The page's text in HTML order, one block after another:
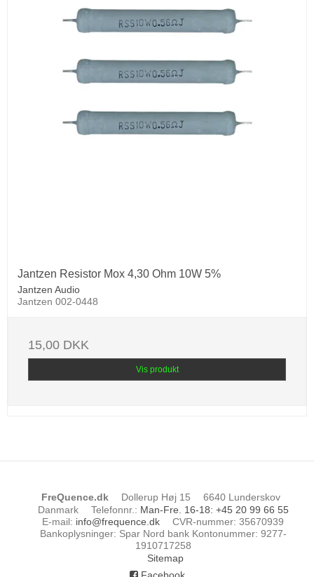
Jantzen Resistor Mox 4,30 Ohm 10W 5%
Jantzen Audio
Jantzen 002-0448
15,00 DKK
Vis produkt
FreQuence.dk Dollerup Høj 15
6640 Lunderskov
Danmark
Telefonnr. : Man-Fre. 16-18: +45 20 99 66 55
E-mail: info@frequence.dk CVR-nummer: 35670939
Bankoplysninger: Spar Nord bank Kontonummer: 9277-
1910717258
Sitemap